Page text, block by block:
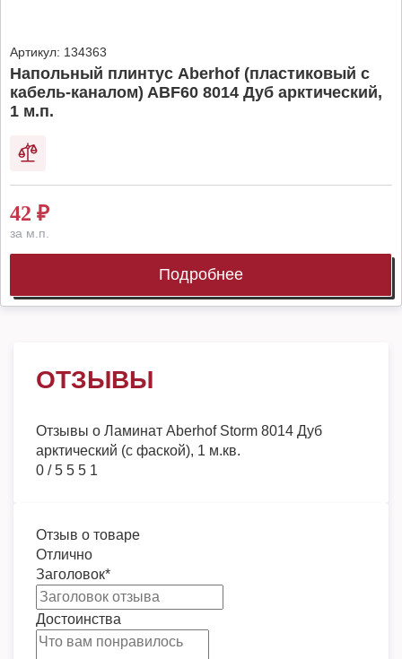
Артикул: 134363
Напольный плинтус Aberhof (пластиковый с
кабель-каналом) ABF60 8014 Дуб арктический,
1 м.п.
42 ₽
за м.п.
Подробнее
ОТЗЫВЫ
Отзывы о Ламинат Aberhof Storm 8014 Дуб
арктический (с фаской), 1 м.кв.
0 /5 5 5 1
Отзыв о товаре
Отлично
Заголовок*
Достоинства